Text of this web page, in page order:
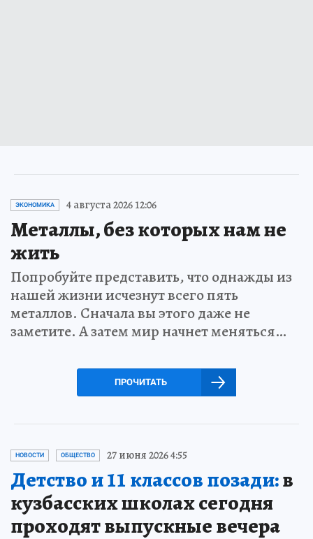
ЭКОНОМИКА 4 августа 2026 12:06
Металлы, без которых нам не
жить
Попробуйте представить, что однажды из
нашей жизни исчезнут всего пять
металлов. Сначала вы этого даже не
заметите. А затем мир начнет меняться…
ПРОЧИТАТЬ
НОВОСТИ ОБЩЕСТВО 27 июня 2026 4:55
Детство и 11 классов позади:в
кузбасских школах сегодня
проходят выпускные вечера